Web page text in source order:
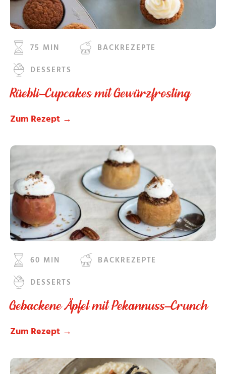
75 MIN
BACKREZEPTE
DESSERTS
Rüebli-Cupcakes mit Gewürzfrosting
Zum Rezept →
60 MIN
BACKREZEPTE
DESSERTS
Gebackene Äpfel mit Pekannuss-Crunch
Zum Rezept →